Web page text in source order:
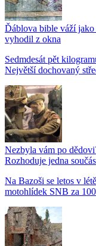
Ďáblova bible váží
vyhodil z okna
Sedmdesát pět
Největší dochovaný
Nezbyla vám po
Rozhoduje jedna
Na Bazoši se letos v
motohlídek SNB za